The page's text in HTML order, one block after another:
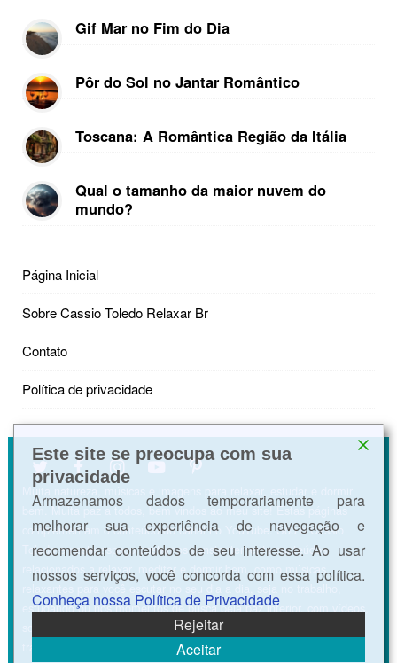
Gif Mar no Fim do Dia
Pôr do Sol no Jantar Romântico
Toscana: A Romântica Região da Itália
Qual o tamanho da maior nuvem do
mundo?
Página Inicial
Sobre Cassio Toledo Relaxar Br
Contato
Política de privacidade
Muita natureza, músicas e imagens para relaxar, estudar e dormir
bem. Muita paz a todos, bem vindos ao meu site! Estas páginas
complementam o conteúdo do canal no YouTube. Sou o Cássio
Toledo e neste espaço postamos constantemente conteúdos
relacionados a relaxar, meditar e dormir bem, como músicas
relaxantes para você escutar no seu dia a dia, seja no trabalho,
estudando ou nos momentos de busca pela paz interior, com vídeos,
sons da natureza, ASMR e músicas para acalmar a mente e
Este site se preocupa com sua
privacidade
Armazenamos dados temporariamente para
melhorar sua experiência de navegação e
recomendar conteúdos de seu interesse. Ao usar
nossos serviços, você concorda com essa política.
Conheça nossa Política de Privacidade
Rejeitar
Aceitar